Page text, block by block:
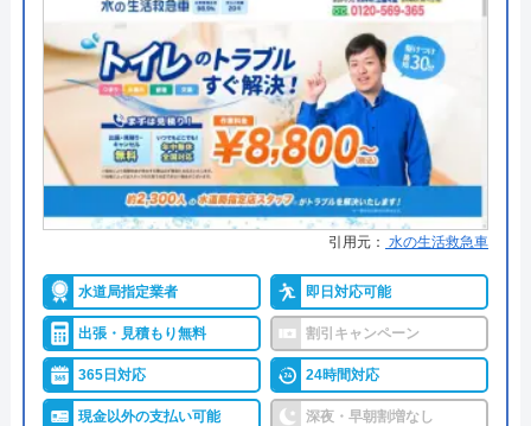
●支払い方法
現金、銀行振込、クレジットカー
ド、コンビニ後払い、QR決済
●累計実績 施工実績30万件を達成
●保証・保険
修理に応じて1～3年の無料点検、
無料保証を用意
詳細は公式HPでご確認ください
株式会社クリーンライフがおすすめの理由
クリーンライフは年中無休で、最短30分駆けつけ、
休日・深夜も出張費無料などのサービスを売りにし
ています。
引用元： 水の生活救急車
水道局指定業者 即日対応可能
出張・見積もり無料 割引キャンペーン
365日対応 24時間対応
現金以外の支払い可能 深夜・早朝割増なし